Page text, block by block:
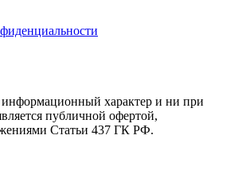
характер и ни при
публичной офертой,
Статьи 437 ГК РФ.